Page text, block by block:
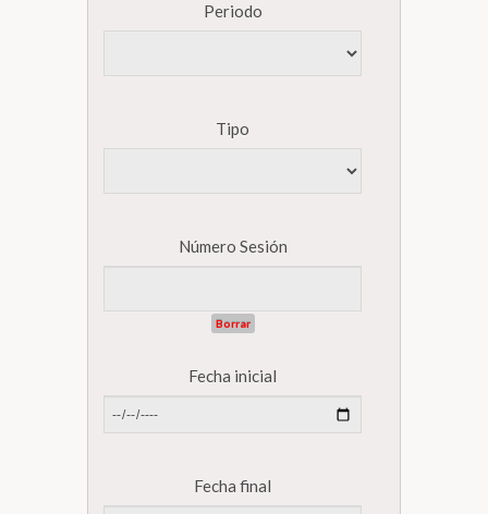
Periodo
Tipo
Número Sesión
Borrar
Fecha inicial
Fecha final